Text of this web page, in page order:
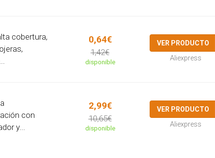
cobertura,
0,64€
1,42€
disponible
VER PRODUCTO
Aliexpress
con
y...
2,99€
10,65€
disponible
VER PRODUCTO
Aliexpress